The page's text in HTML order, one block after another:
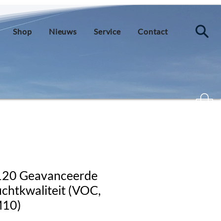
Shop Nieuws Service Contact
Geavanceerde
(VOC,